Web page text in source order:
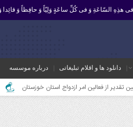
هذِهِ السّاعَةِ وَ فی کُلِّ ساعَةٍ وَلِیّاً وَ حافِظاً وَ قائِدا
دانلود ها و اقلام تبلیغاتی درباره موسسه
امر ازدواج استان خوزستان محمد